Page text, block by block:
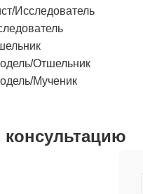
Исследователь
Отшельник
Мученик
консультацию